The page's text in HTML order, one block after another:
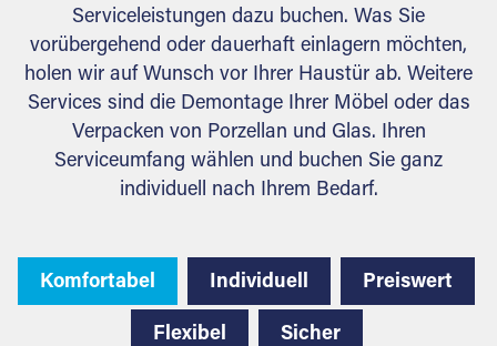
Serviceleistungen dazu buchen. Was Sie
vorübergehend oder dauerhaft einlagern möchten,
holen wir auf Wunsch vor Ihrer Haustür ab. Weitere
Services sind die Demontage Ihrer Möbel oder das
Verpacken von Porzellan und Glas. Ihren
Serviceumfang wählen und buchen Sie ganz
individuell nach Ihrem Bedarf.
Komfortabel Individuell Preiswert
Flexibel Sicher